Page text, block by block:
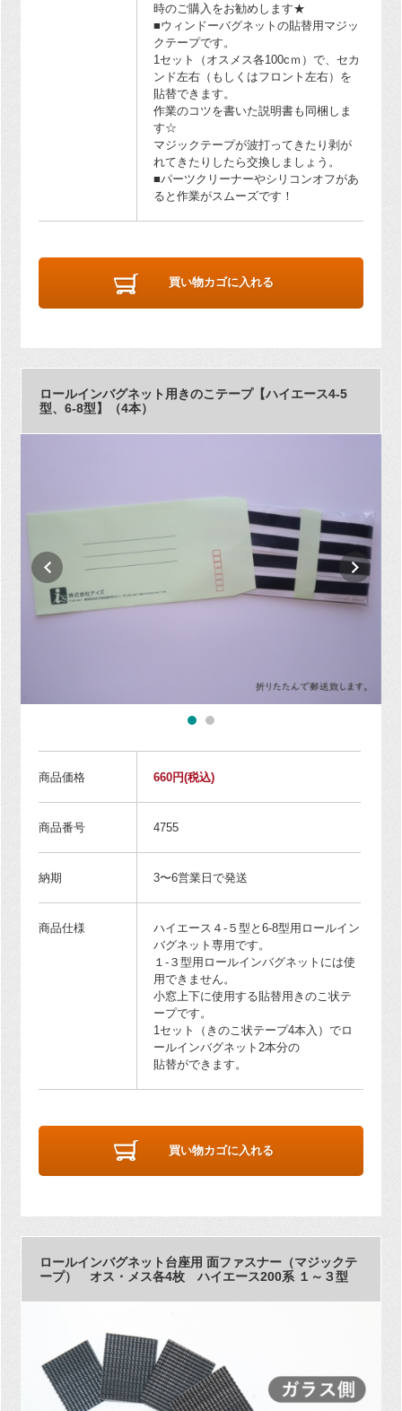
時のご購入をお勧めします★
■ウィンドーバグネットの貼替用マジッ
クテープです。
1セット（オスメス各100cｍ）で、セカ
ンド左右（もしくはフロント左右）を
貼替できます。
作業のコツを書いた説明書も同梱しま
す☆
マジックテープが波打ってきたり剥が
れてきたりしたら交換しましょう。
■パーツクリーナーやシリコンオフがあ
ると作業がスムーズです！
買い物カゴに入れる
ロールインバグネット用きのこテープ【ハイエース4-5
型、6-8型】（4本）
商品価格 660円(税込)
商品番号 4755
納期 3〜6営業日で発送
商品仕様
ハイエース４-５型と6-8型用ロールイン
バグネット専用です。
１-３型用ロールインバグネットには使
用できません。
小窓上下に使用する貼替用きのこ状テ
ープです。
1セット（きのこ状テープ4本入）でロ
ールインバグネット2本分の
貼替ができます。
買い物カゴに入れる
ロールインバグネット台座用 面ファスナー（マジックテ
ープ） オス・メス各4枚 ハイエース200系 １～３型